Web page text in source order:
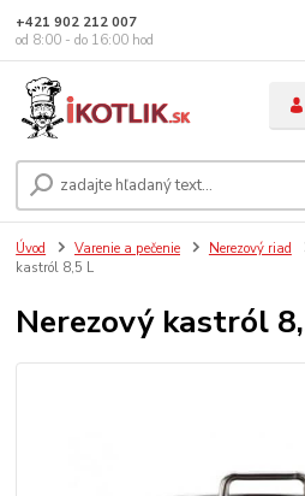
+421 902 212 007
od 8:00 - do 16:00 hod
Úvod Varenie a pečenie Nerezový riad
kastról 8,5 L
Nerezový kastról